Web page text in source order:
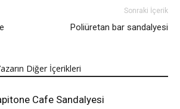
Sonraki İçerik
Poliüretan bar sandalyesi
Diğer İçerikleri
Cafe Sandalyesi